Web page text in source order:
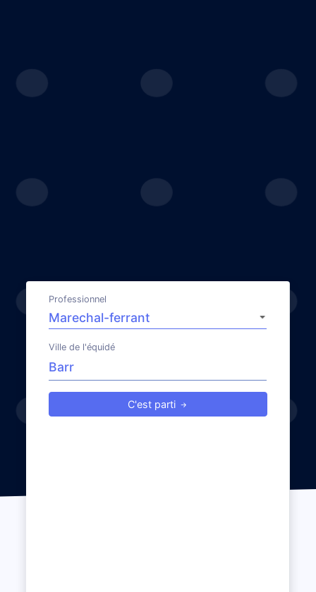
Professionnel
Ville de l'équidé
C'est parti